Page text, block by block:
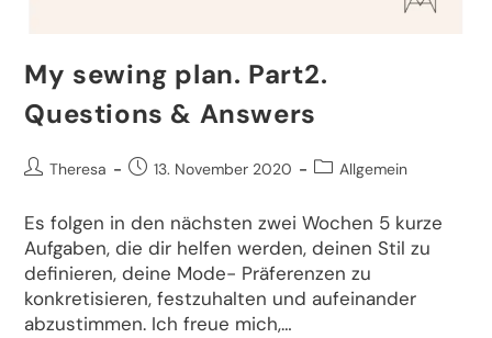
My sewing plan. Part2.
Questions & Answers
Theresa 13. November 2020 Allgemein
Es folgen in den nächsten zwei Wochen 5 kurze
Aufgaben, die dir helfen werden, deinen Stil zu
definieren, deine Mode- Präferenzen zu
konkretisieren, festzuhalten und aufeinander
abzustimmen. Ich freue mich,…